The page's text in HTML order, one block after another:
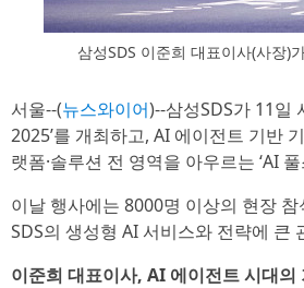
삼성SDS 이준희 대표이사(사장)
서울--(뉴스와이어)--삼성SDS가 11일
2025’를 개최하고, AI 에이전트 기반
랫폼·솔루션 전 영역을 아우르는 ‘AI
이날 행사에는 8000명 이상의 현장
SDS의 생성형 AI 서비스와 전략에 큰
이준희 대표이사, AI 에이전트 시대